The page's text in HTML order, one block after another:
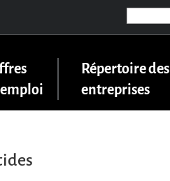
Répertoire des
entreprises